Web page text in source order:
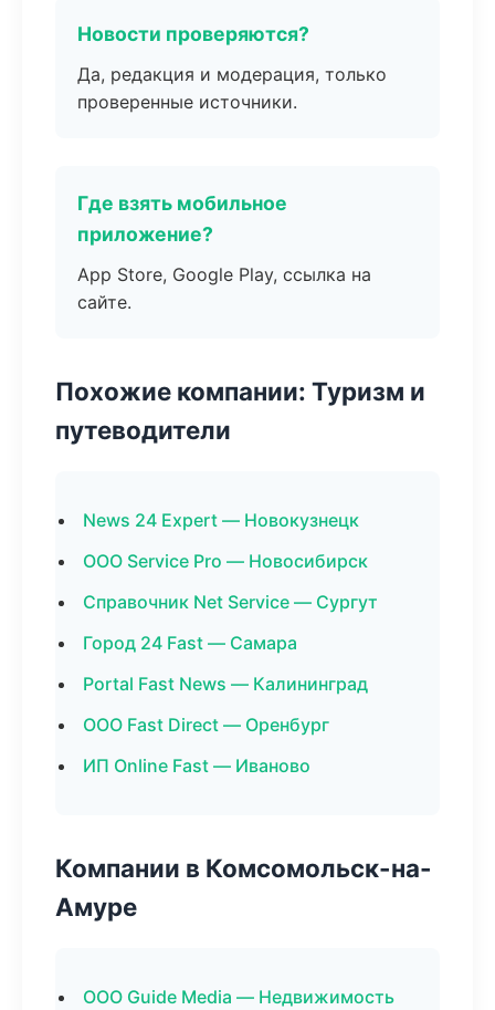
Новости проверяются?
Да, редакция и модерация, только
проверенные источники.
Где взять мобильное
приложение?
App Store, Google Play, ссылка на
сайте.
Похожие компании: Туризм и
путеводители
News 24 Expert — Новокузнецк
ООО Service Pro — Новосибирск
Справочник Net Service — Сургут
Город 24 Fast — Самара
Portal Fast News — Калининград
ООО Fast Direct — Оренбург
ИП Online Fast — Иваново
Компании в Комсомольск-на-
Амуре
ООО Guide Media — Недвижимость